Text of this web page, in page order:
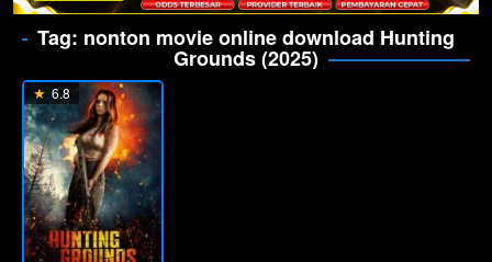
Tag: nonton movie online download Hunting
Grounds (2025)
6.8